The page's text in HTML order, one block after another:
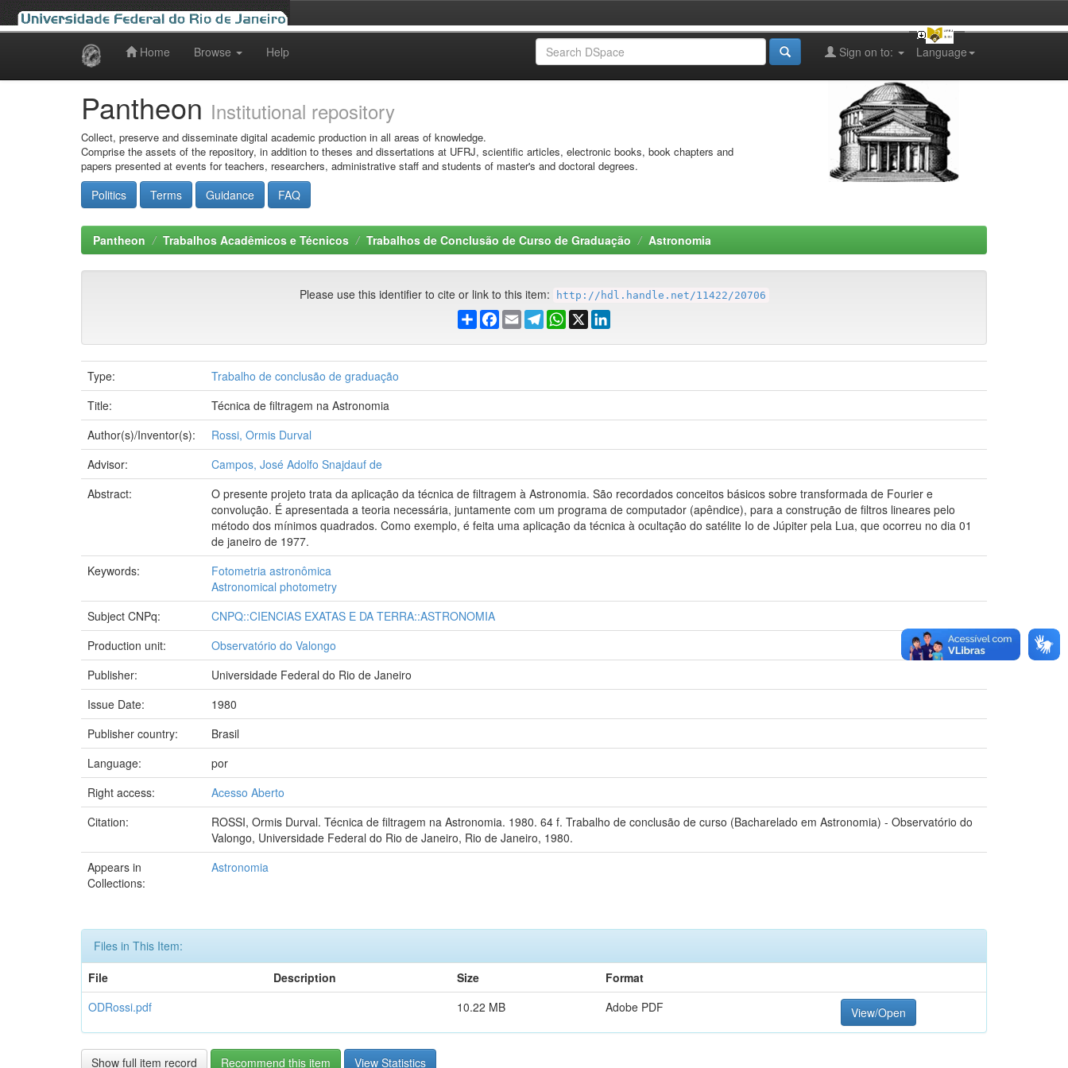
Home Browse Help Language
Sign on to:
Pantheon Institutional repository
Collect, preserve and disseminate digital academic production in all areas of knowledge.
Comprise the assets of the repository, in addition to theses and dissertations at UFRJ, scientific articles, electronic books, book chapters and
papers presented at events for teachers, researchers, administrative staff and students of master's and doctoral degrees.
Politics Terms Guidance FAQ
Pantheon Trabalhos Acadêmicos e Técnicos Trabalhos de Conclusão de Curso de Graduação Astronomia
Please use this identifier to cite or link to this item: http://hdl.handle.net/11422/20706
ShareFacebook
EmailTelegramWhatsApp
X
Type:
Trabalho de conclusão de graduação
Title:
Técnica de filtragem na Astronomia
Author(s)/Inventor(s):
Rossi, Ormis Durval
Advisor:
Campos, José Adolfo Snajdauf de
Abstract:
O presente projeto trata da aplicação da técnica de filtragem à Astronomia. São recordados conceitos básicos sobre transformada de Fourier e
convolução. É apresentada a teoria necessária, juntamente com um programa de computador (apêndice), para a construção de filtros lineares pelo
método dos mínimos quadrados. Como exemplo, é feita uma aplicação da técnica à ocultação do satélite Io de Júpiter pela Lua, que ocorreu no dia 01
de janeiro de 1977.
Keywords:
Fotometria astronômica
Astronomical photometry
Subject CNPq:
CNPQ::CIENCIAS EXATAS E DA TERRA::ASTRONOMIA
Production unit:
Observatório do Valongo
Publisher:
Universidade Federal do Rio de Janeiro
Issue Date:
1980
Publisher country:
Brasil
Language:
por
Right access:
Acesso Aberto
Citation:
ROSSI, Ormis Durval. Técnica de filtragem na Astronomia. 1980. 64 f. Trabalho de conclusão de curso (Bacharelado em Astronomia) - Observatório do
Valongo, Universidade Federal do Rio de Janeiro, Rio de Janeiro, 1980.
Appears in
Collections:
Astronomia
Files in This Item:
File
Description Size
Format
ODRossi.pdf
10.22 MB Adobe PDF View/Open
Show full item record Recommend this item View Statistics